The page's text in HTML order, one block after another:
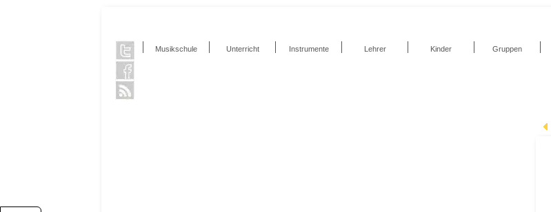
Musikschule Unterricht Instrumente Lehrer Kinder Gruppen